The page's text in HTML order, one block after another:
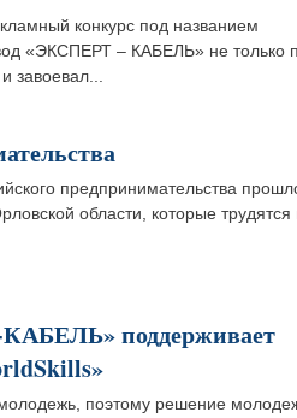
конкурс под названием
«ЭКСПЕРТ – КАБЕЛЬ» не только
завоевал...
предпринимательства
области, которые трудятся
поддерживает
поэтому решение